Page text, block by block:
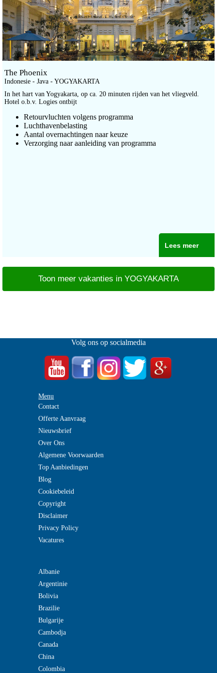
The Phoenix
Indonesie - Java - YOGYAKARTA
In het hart van Yogyakarta, op ca. 20 minuten rijden van het vliegveld.
Hotel o.b.v. Logies ontbijt
Retourvluchten volgens programma
Luchthavenbelasting
Aantal overnachtingen naar keuze
Verzorging naar aanleiding van programma
Lees meer
Toon meer vakanties in YOGYAKARTA
Volg ons op socialmedia
Menu
Contact
Offerte Aanvraag
Nieuwsbrief
Over Ons
Algemene Voorwaarden
Top Aanbiedingen
Blog
Cookiebeleid
Copyright
Disclaimer
Privacy Policy
Vacatures
Albanie
Argentinie
Bolivia
Brazilie
Bulgarije
Cambodja
Canada
China
Colombia